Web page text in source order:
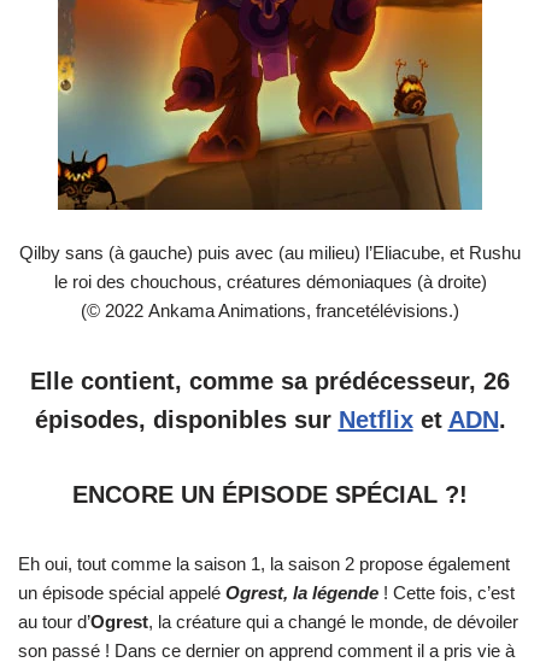
Qilby sans (à gauche) puis avec (au milieu) l’Eliacube, et Rushu
le roi des chouchous, créatures démoniaques (à droite)
(© 2022 Ankama Animations, francetélévisions.)
Elle contient, comme sa prédécesseur, 26
épisodes, disponibles sur Netflix et ADN.
ENCORE UN ÉPISODE SPÉCIAL ?!
Eh oui, tout comme la saison 1, la saison 2 propose également
un épisode spécial appelé Ogrest, la légende ! Cette fois, c’est
au tour d’Ogrest, la créature qui a changé le monde, de dévoiler
son passé ! Dans ce dernier on apprend comment il a pris vie à